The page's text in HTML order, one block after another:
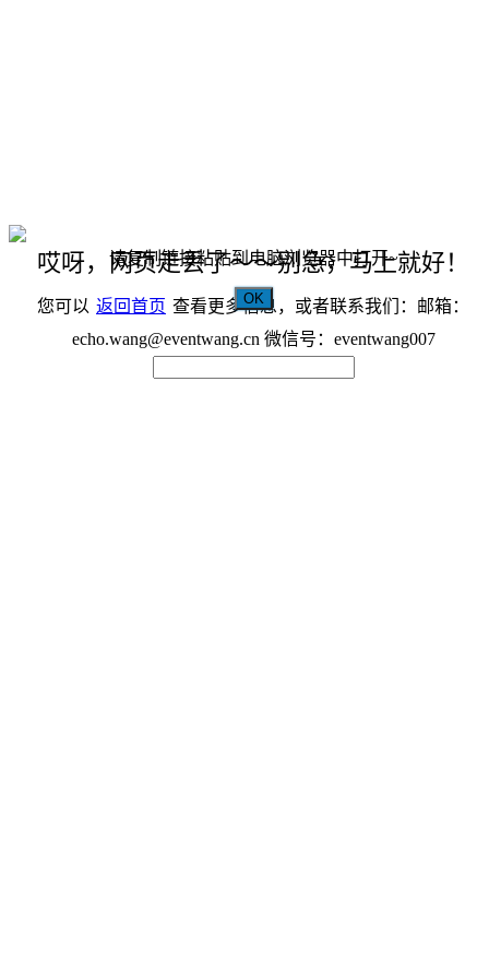
哎呀，网页走丢了～～别急，马上就好！
您可以 返回首页 查看更多信息，或者联系我们：邮箱：
echo.wang@eventwang.cn 微信号：eventwang007
请复制链接粘贴到电脑浏览器中打开~
OK